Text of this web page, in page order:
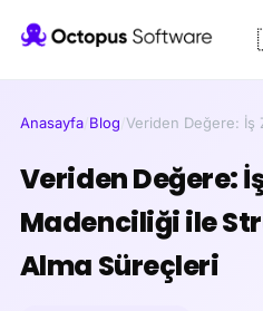
Anasayfa/Blog/Veriden Değere: İş
Veriden Değere:
Madenciliği ile
Alma Süreçleri